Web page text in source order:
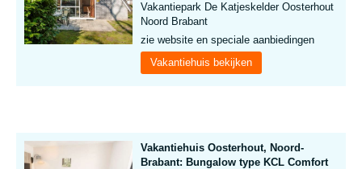
Vakantiepark De Katjeskelder Oosterhout
Noord Brabant
zie website en speciale aanbiedingen
Vakantiehuis bekijken
Vakantiehuis Oosterhout, Noord-
Brabant: Bungalow type KCL Comfort